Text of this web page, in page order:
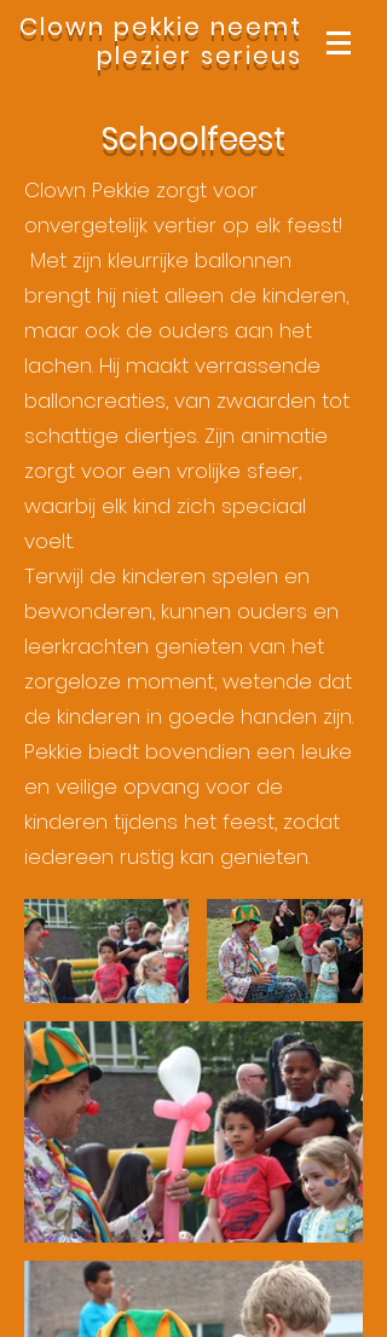
Clown pekkie neemt
plezier serieus
Schoolfeest
Clown Pekkie zorgt voor
onvergetelijk vertier op elk feest!
Met zijn kleurrijke ballonnen
brengt hij niet alleen de kinderen,
maar ook de ouders aan het
lachen. Hij maakt verrassende
balloncreaties, van zwaarden tot
schattige diertjes. Zijn animatie
zorgt voor een vrolijke sfeer,
waarbij elk kind zich speciaal
voelt.
Terwijl de kinderen spelen en
bewonderen, kunnen ouders en
leerkrachten genieten van het
zorgeloze moment, wetende dat
de kinderen in goede handen zijn.
Pekkie biedt bovendien een leuke
en veilige opvang voor de
kinderen tijdens het feest, zodat
iedereen rustig kan genieten.